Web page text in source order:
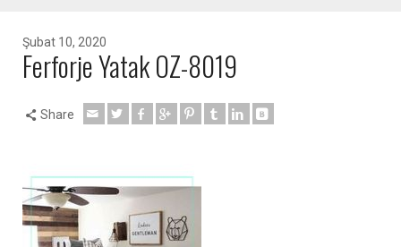
Şubat 10, 2020
Ferforje Yatak OZ-8019
Share